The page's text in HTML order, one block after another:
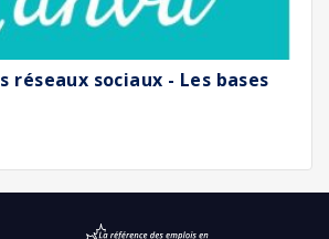
réseaux sociaux - Les bases